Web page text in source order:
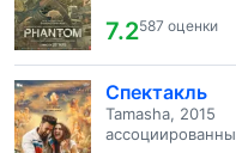
7.2587 оценки
Спектакль
Tamasha, 2015